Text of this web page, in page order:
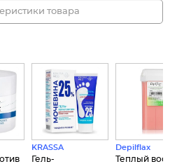
товара
KRASSA
Гель-
Depilflax
Теплый